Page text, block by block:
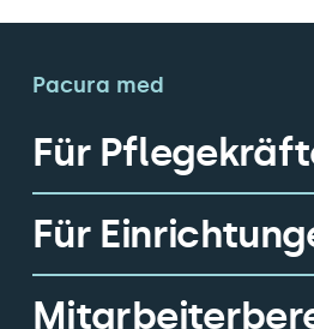
Pacura med
Für
Für